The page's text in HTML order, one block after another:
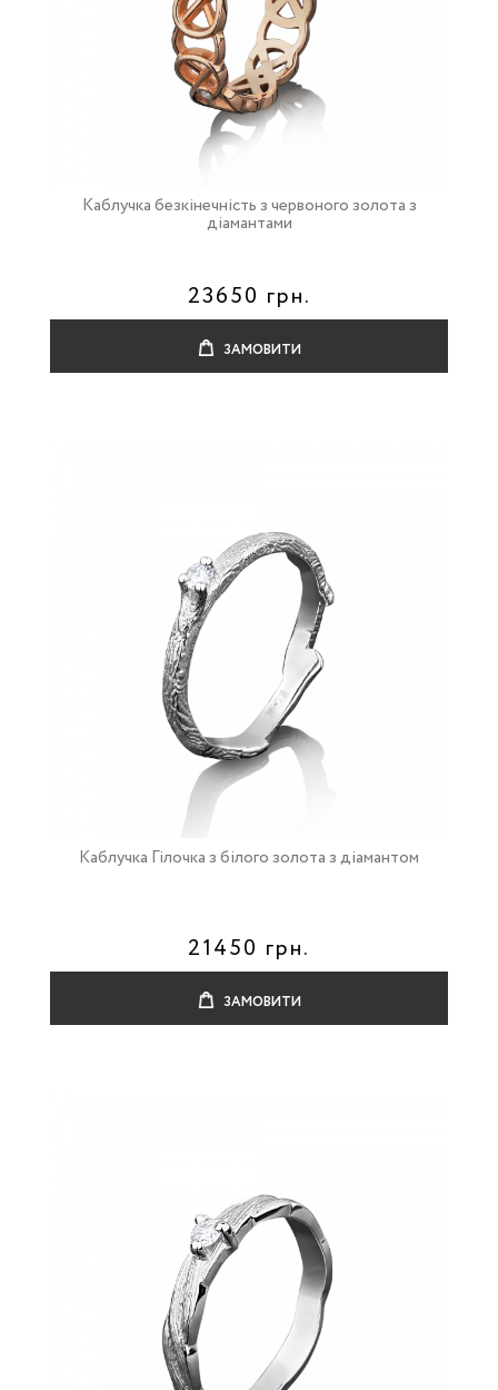
Каблучка безкінечність з червоного золота з
діамантами
23650 грн.
ЗАМОВИТИ
Каблучка Гілочка з білого золота з діамантом
21450 грн.
ЗАМОВИТИ